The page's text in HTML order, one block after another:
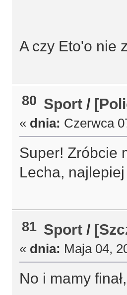
A czy Eto'o nie
80 Sport /
« dnia: Czerwca
Super! Zróbcie
Lecha,
81 Sport /
« dnia: Maja 04,
No i mamy